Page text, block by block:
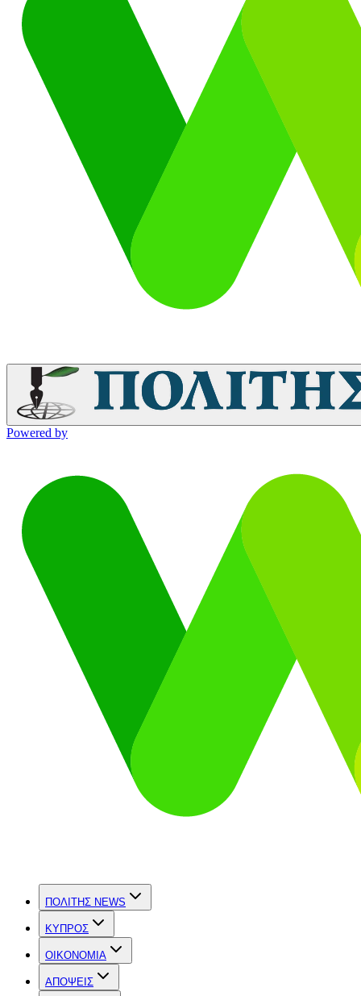
Powered by
ΠΟΛΙΤΗΣ NEWS
ΚΥΠΡΟΣ
OIKONOMIA
ΑΠΟΨΕΙΣ